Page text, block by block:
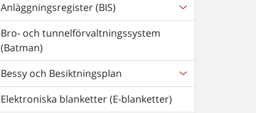
Anläggningsregister (BIS)
Bro- och tunnelförvaltningssystem
(Batman)
Bessy och Besiktningsplan
Elektroniska blanketter (E-blanketter)